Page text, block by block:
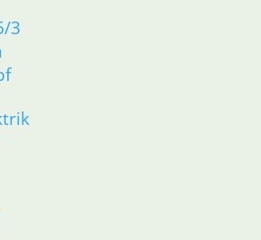
3
Zug rechts lang